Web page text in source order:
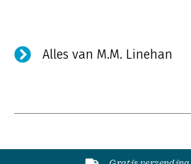
Alles van M.M. Linehan